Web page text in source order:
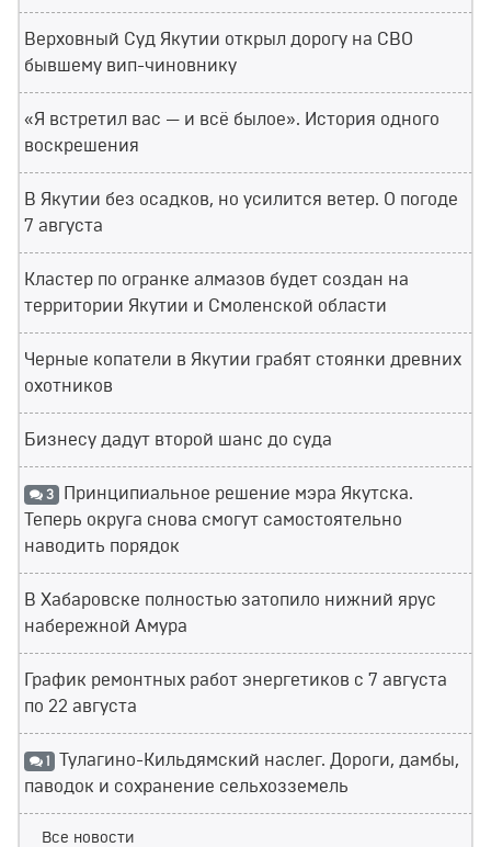
Верховный Суд Якутии открыл дорогу на СВО
бывшему вип-чиновнику
«Я встретил вас — и всё былое». История одного
воскрешения
В Якутии без осадков, но усилится ветер. О погоде
7 августа
Кластер по огранке алмазов будет создан на
территории Якутии и Смоленской области
Черные копатели в Якутии грабят стоянки древних
охотников
Бизнесу дадут второй шанс до суда
3 Принципиальное решение мэра Якутска.
Теперь округа снова смогут самостоятельно
наводить порядок
В Хабаровске полностью затопило нижний ярус
набережной Амура
График ремонтных работ энергетиков с 7 августа
по 22 августа
1 Тулагино-Кильдямский наслег. Дороги, дамбы,
паводок и сохранение сельхозземель
Все новости